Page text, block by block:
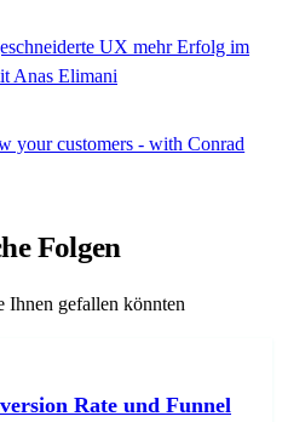
UX mehr Erfolg im
Anas Elimani
your customers - with Conrad
Folgen
Ihnen gefallen könnten
Rate und Funnel